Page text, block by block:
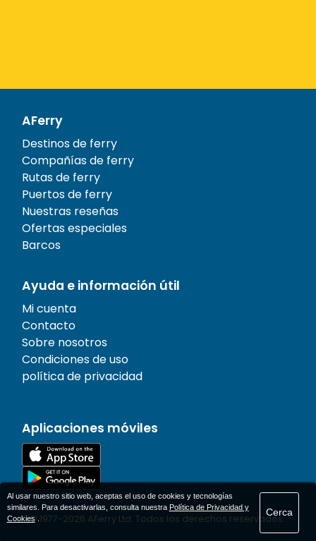
AFerry
Destinos de ferry
Compañías de ferry
Rutas de ferry
Puertos de ferry
Nuestras reseñas
Ofertas especiales
Barcos
Ayuda e información útil
Mi cuenta
Contacto
Sobre nosotros
Condiciones de uso
política de privacidad
Aplicaciones móviles
© 1977-2026 AFerry Ltd. Todos los derechos reservados..
Al usar nuestro sitio web, aceptas el uso de cookies y tecnologías
similares. Para desactivarlas, consulta nuestra Política de Privacidad y
Cookies.
Cerca